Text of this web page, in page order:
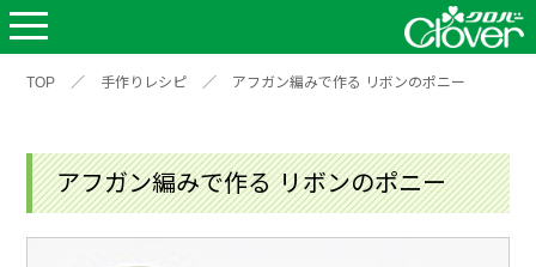
TOP ／ 手作りレシピ ／ アフガン編みで作る リボンのポニー
アフガン編みで作る リボンのポニー